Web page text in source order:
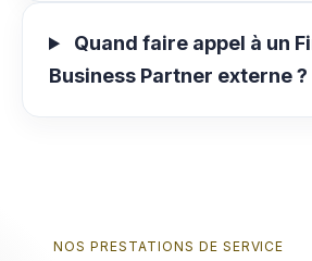
Quand faire appel à un
Business Partner externe ?
NOS PRESTATIONS DE SERVICE